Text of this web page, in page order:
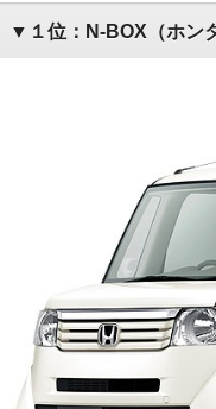
▼１位：N-BOX（ホン